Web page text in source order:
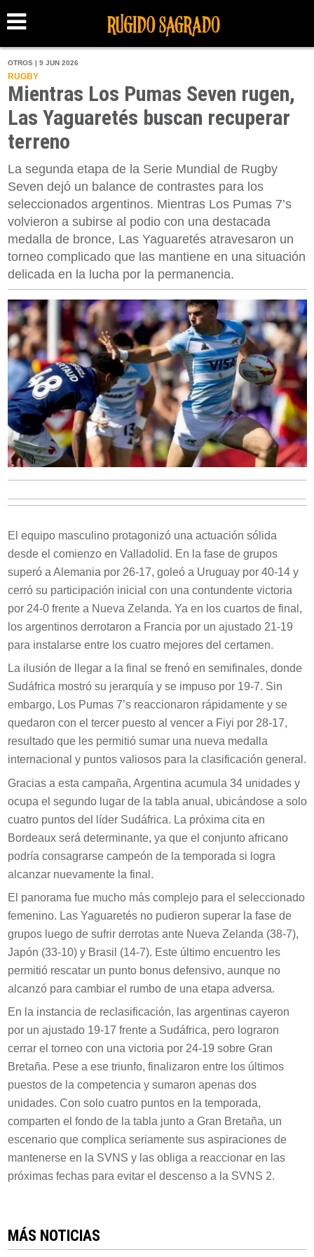
OTROS | 9 JUN 2026
RUGBY
Mientras Los Pumas Seven rugen,
Las Yaguaretés buscan recuperar
terreno
La segunda etapa de la Serie Mundial de Rugby
Seven dejó un balance de contrastes para los
seleccionados argentinos. Mientras Los Pumas 7’s
volvieron a subirse al podio con una destacada
medalla de bronce, Las Yaguaretés atravesaron un
torneo complicado que las mantiene en una situación
delicada en la lucha por la permanencia.
El equipo masculino protagonizó una actuación sólida
desde el comienzo en Valladolid. En la fase de grupos
superó a Alemania por 26-17, goleó a Uruguay por 40-14 y
cerró su participación inicial con una contundente victoria
por 24-0 frente a Nueva Zelanda. Ya en los cuartos de final,
los argentinos derrotaron a Francia por un ajustado 21-19
para instalarse entre los cuatro mejores del certamen.
La ilusión de llegar a la final se frenó en semifinales, donde
Sudáfrica mostró su jerarquía y se impuso por 19-7. Sin
embargo, Los Pumas 7’s reaccionaron rápidamente y se
quedaron con el tercer puesto al vencer a Fiyi por 28-17,
resultado que les permitió sumar una nueva medalla
internacional y puntos valiosos para la clasificación general.
Gracias a esta campaña, Argentina acumula 34 unidades y
ocupa el segundo lugar de la tabla anual, ubicándose a solo
cuatro puntos del líder Sudáfrica. La próxima cita en
Bordeaux será determinante, ya que el conjunto africano
podría consagrarse campeón de la temporada si logra
alcanzar nuevamente la final.
El panorama fue mucho más complejo para el seleccionado
femenino. Las Yaguaretés no pudieron superar la fase de
grupos luego de sufrir derrotas ante Nueva Zelanda (38-7),
Japón (33-10) y Brasil (14-7). Este último encuentro les
permitió rescatar un punto bonus defensivo, aunque no
alcanzó para cambiar el rumbo de una etapa adversa.
En la instancia de reclasificación, las argentinas cayeron
por un ajustado 19-17 frente a Sudáfrica, pero lograron
cerrar el torneo con una victoria por 24-19 sobre Gran
Bretaña. Pese a ese triunfo, finalizaron entre los últimos
puestos de la competencia y sumaron apenas dos
unidades. Con solo cuatro puntos en la temporada,
comparten el fondo de la tabla junto a Gran Bretaña, un
escenario que complica seriamente sus aspiraciones de
mantenerse en la SVNS y las obliga a reaccionar en las
próximas fechas para evitar el descenso a la SVNS 2.
MÁS NOTICIAS